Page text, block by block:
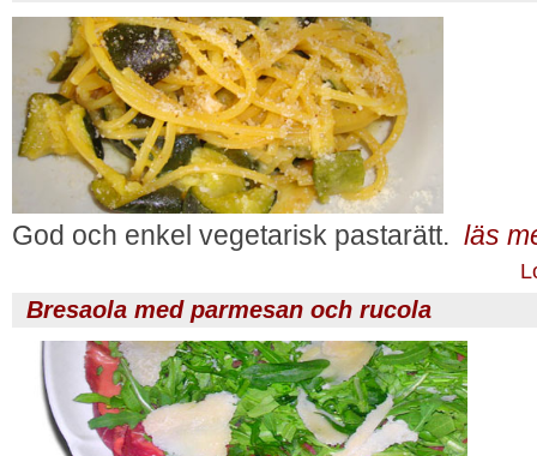
God och enkel vegetarisk pastarätt. läs
Bresaola med parmesan och rucola